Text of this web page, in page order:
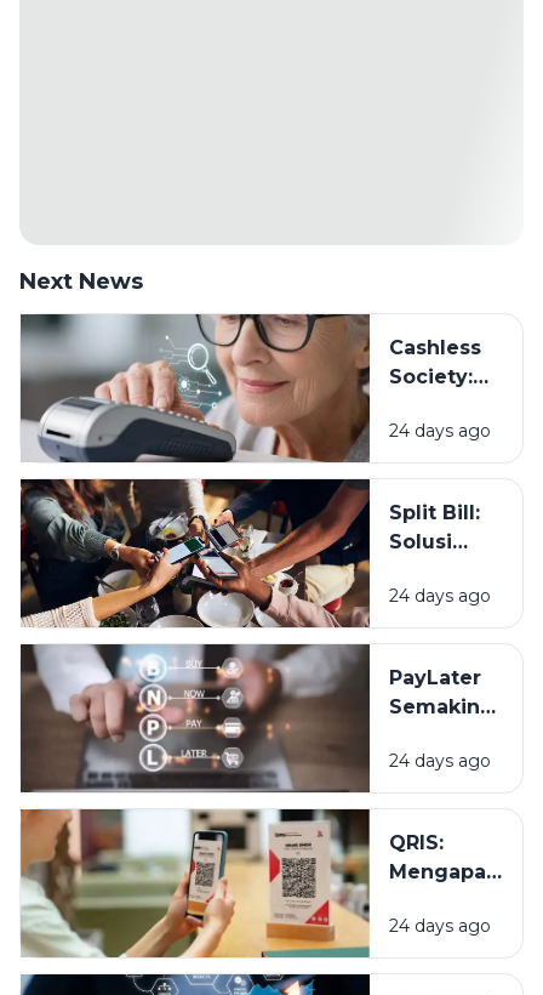
Next News
Cashless
Society:
Kita Hidup
Tanpa
Tunai?
24 days ago
Split Bill:
Solusi
yang
Makin
Kalangan
Anak
24 days ago
PayLater
Semakin
Kemudahan
atau
Belanja?
24 days ago
QRIS:
Mengapa
QR Bisa
Dipakai di
24 days ago